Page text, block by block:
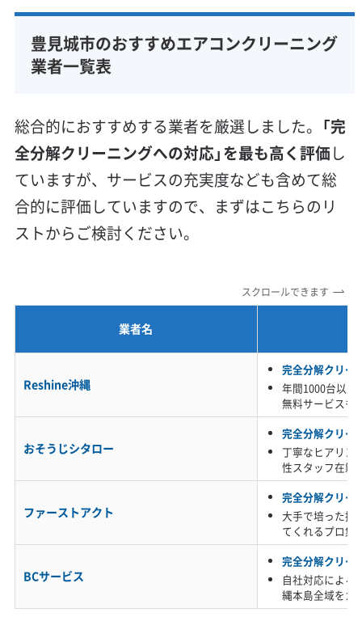
完全分解洗浄 部分クリーニング
実績10年以上
資格保有スタッフ
保証付き アフターフォロー
女性スタッフ在籍
エコ洗剤使用
アレルギー対策
ハウスダスト除去
利便性・サービス (12)
年末年始対応
防カビ・抗菌 消臭処理 防汚コーティング
豊見城市のおすすめエアコンクリーニング
業者一覧表
総合的におすすめする業者を厳選しました。 「完
全分解クリーニングへの対応」を最も高く評価し
ていますが、サービスの充実度なども含めて総
合的に評価していますので、まずはこちらのリ
ストからご検討ください。
スクロールできます
業者名
Reshine沖縄
完全分解クリー
年間1000台以上
無料サービスも
おそうじシタロー
完全分解クリー
丁寧なヒアリン
性スタッフ在籍
ファーストアクト
完全分解クリー
大手で培った技
てくれるプロ集
BCサービス
完全分解クリー
自社対応による
縄本島全域をカ